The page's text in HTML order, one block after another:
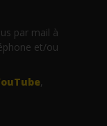
par mail à
et/ou
,